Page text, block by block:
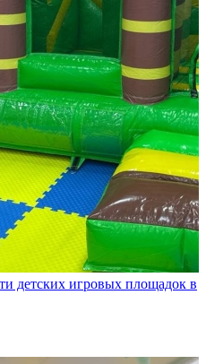
детских игровых площадок в